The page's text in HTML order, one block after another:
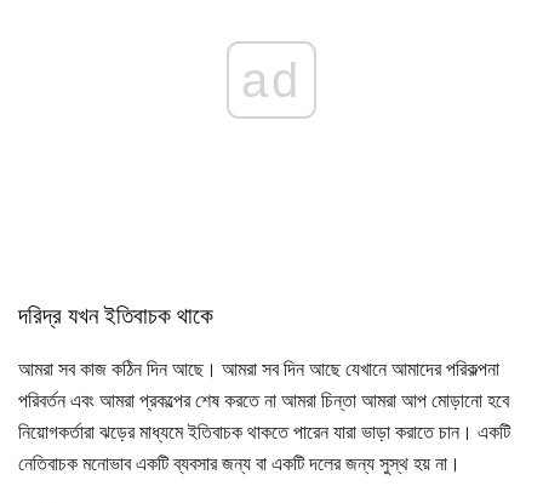
ad
দরিদ্র যখন ইতিবাচক থাকে
আমরা সব কাজ কঠিন দিন আছে। আমরা সব দিন আছে যেখানে আমাদের পরিকল্পনা
পরিবর্তন এবং আমরা প্রকল্পের শেষ করতে না আমরা চিন্তা আমরা আপ মোড়ানো হবে
নিয়োগকর্তারা ঝড়ের মাধ্যমে ইতিবাচক থাকতে পারেন যারা ভাড়া করাতে চান। একটি
নেতিবাচক মনোভাব একটি ব্যবসার জন্য বা একটি দলের জন্য সুস্থ হয় না।